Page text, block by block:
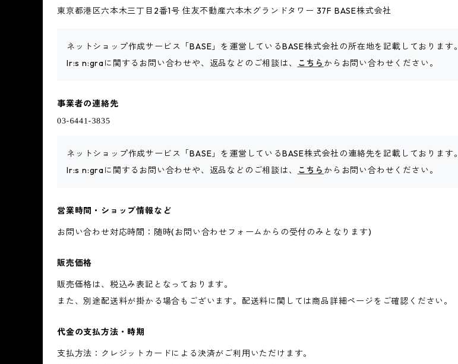
東京都港区六本木三丁目2番1号 住友不動産六本木グランドタワー 37F BASE株式会社
ネットショップ作成サービス「BASE」を運営しているBASE株式会社の所在地を記載しております。
Ir:s n:graに関するお問い合わせや、返品などのご相談は、
こちら からお問い合わせください。
事業者の連絡先
ネットショップ作成サービス「BASE」を運営しているBASE株式会社の連絡先を記載しております。
Ir:s n:graに関するお問い合わせや、返品などのご相談は、
こちら からお問い合わせください。
営業時間・ショップ情報など
お問い合わせ対応時間：随時(お問い合わせフォームからの受付のみとなります)
販売価格
販売価格は、税込み表記となっております。
また、別途配送料が掛かる場合もございます。配送料に関しては商品詳細ページをご確認ください。
代金の支払方法・時期
支払方法：クレジットカードによる決済がご利用いただけます。